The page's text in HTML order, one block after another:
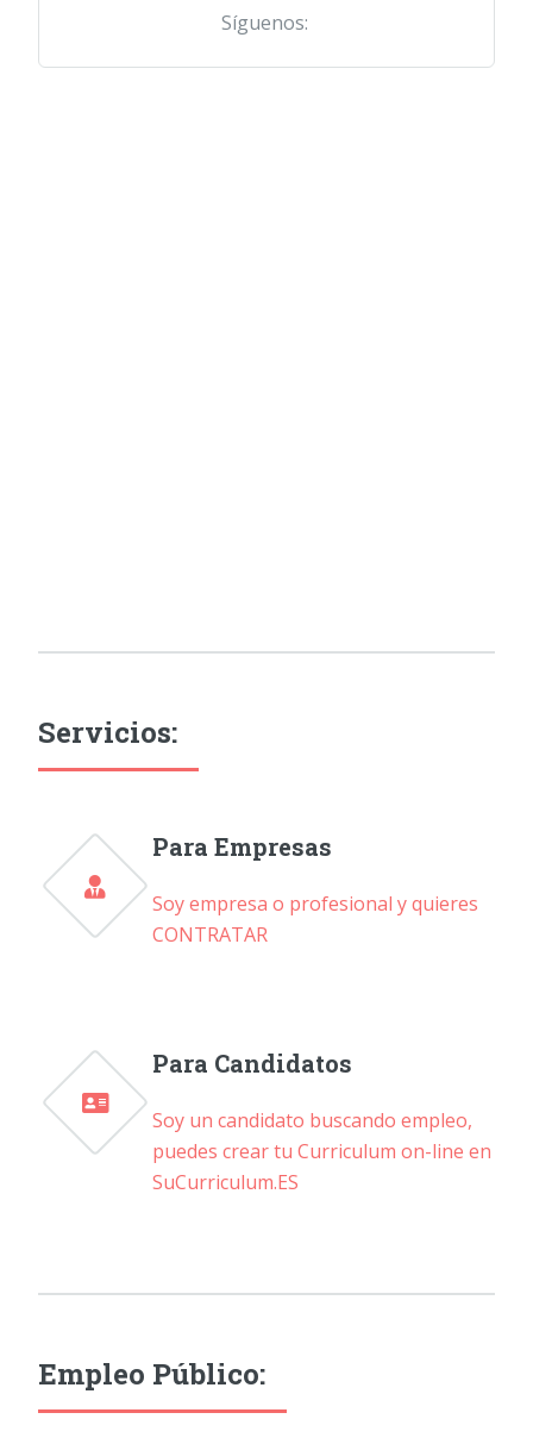
Síguenos:
Servicios:
Para Empresas
Soy empresa o profesional y quieres
CONTRATAR
Para Candidatos
Soy un candidato buscando empleo,
puedes crear tu Curriculum on-line en
SuCurriculum.ES
Empleo Público: